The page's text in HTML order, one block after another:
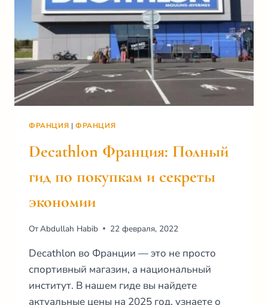
ФРАНЦИЯ | ФРАНЦИЯ
Decathlon Франция: Полный
гид по покупкам и секреты
экономии
ОтAbdullah Habib 22 февраля, 2022
Decathlon во Франции — это не просто
спортивный магазин, а национальный
институт. В нашем гиде вы найдете
актуальные цены на 2025 год, узнаете о